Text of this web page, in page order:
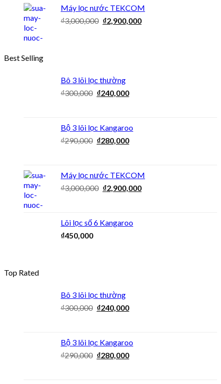
Máy lọc nước TEKCOM
₫3,000,000 ₫2,900,000
Best Selling
Bô 3 lõi lọc thường
₫300,000 ₫240,000
Bộ 3 lõi lọc Kangaroo
₫290,000 ₫280,000
Máy lọc nước TEKCOM
₫3,000,000 ₫2,900,000
Lõi lọc số 6 Kangaroo
₫450,000
Top Rated
Bô 3 lõi lọc thường
₫300,000 ₫240,000
Bộ 3 lõi lọc Kangaroo
₫290,000 ₫280,000